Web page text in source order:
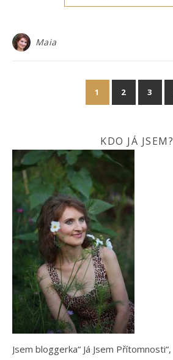
Maia
1 2 3
KDO JÁ JSEM?
Jsem bloggerka“ Já Jsem Přítomnosti“,